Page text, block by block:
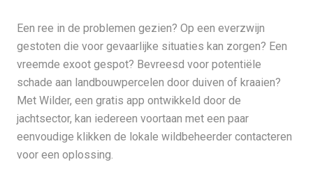
Een ree in de problemen gezien? Op een everzwijn
gestoten die voor gevaarlijke situaties kan zorgen? Een
vreemde exoot gespot? Bevreesd voor potentiële
schade aan landbouwpercelen door duiven of kraaien?
Met Wilder, een gratis app ontwikkeld door de
jachtsector, kan iedereen voortaan met een paar
eenvoudige klikken de lokale wildbeheerder contacteren
voor een oplossing.